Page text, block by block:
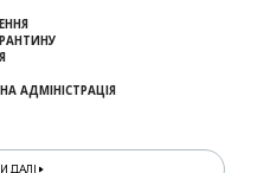
АДМІНІСТРАЦІЯ
ДАЛІ